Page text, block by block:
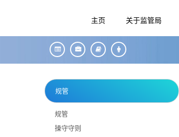
主页 关于监管局
规管
规管
操守守则